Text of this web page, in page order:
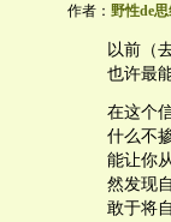
作者： 野性de
以前（
也许最
在这个
什么不
能让你
然发现
敢于将